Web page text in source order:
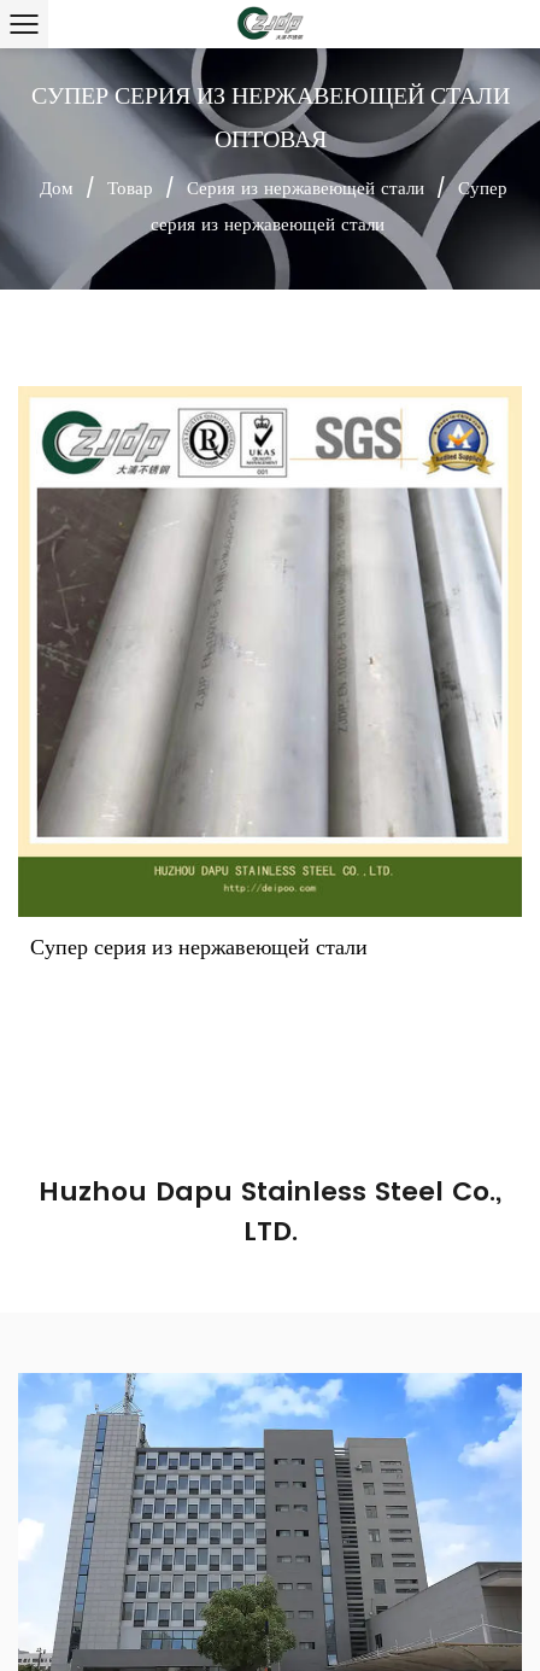
СУПЕР СЕРИЯ ИЗ НЕРЖАВЕЮЩЕЙ СТАЛИ
ОПТОВАЯ
Дом / Товар / Серия из нержавеющей стали / Супер
серия из нержавеющей стали
Супер серия из нержавеющей стали
Huzhou Dapu Stainless Steel Co.,
LTD.